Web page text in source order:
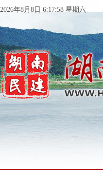
2026年8月8日 6:17:59 星期六